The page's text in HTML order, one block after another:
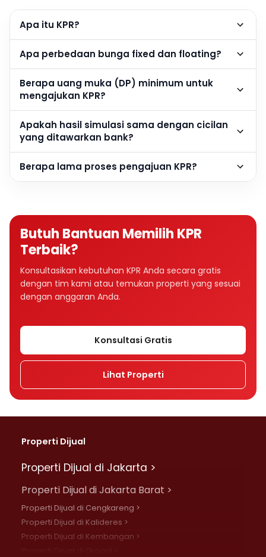
Apa itu KPR?
Apa perbedaan bunga fixed dan floating?
Berapa uang muka (DP) minimum untuk
mengajukan KPR?
Apakah hasil simulasi sama dengan cicilan
yang ditawarkan bank?
Berapa lama proses pengajuan KPR?
Butuh Bantuan Memilih KPR
Terbaik?
Konsultasikan kebutuhan KPR Anda secara gratis
dengan tim kami atau temukan properti yang sesuai
dengan anggaran Anda.
Konsultasi Gratis
Lihat Properti
Properti Dijual
Properti Dijual di Jakarta >
Properti Dijual di Jakarta Barat >
Properti Dijual di Cengkareng >
Properti Dijual di Kalideres >
Properti Dijual di Kembangan >